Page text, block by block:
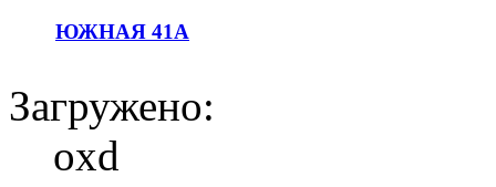
ЮЖНАЯ 41А
Загружено:
oxd